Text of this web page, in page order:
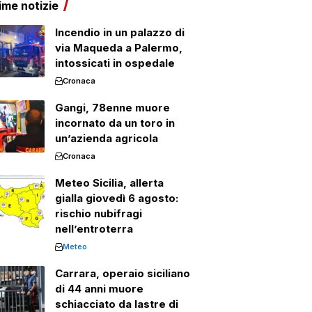
notizie
Incendio in un palazzo di
via Maqueda a Palermo,
intossicati in ospedale
Cronaca
Gangi, 78enne muore
incornato da un toro in
un’azienda agricola
Cronaca
Meteo Sicilia, allerta
gialla giovedì 6 agosto:
rischio nubifragi
nell’entroterra
Meteo
Carrara, operaio siciliano
di 44 anni muore
schiacciato da lastre di